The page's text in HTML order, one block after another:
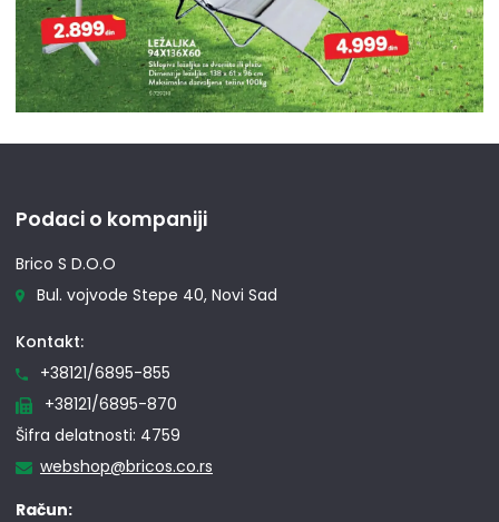
Podaci o kompaniji
Brico S D.O.O
Bul. vojvode Stepe 40, Novi Sad
Kontakt:
+38121/6895-855
+38121/6895-870
Šifra delatnosti: 4759
webshop@bricos.co.rs
Račun: